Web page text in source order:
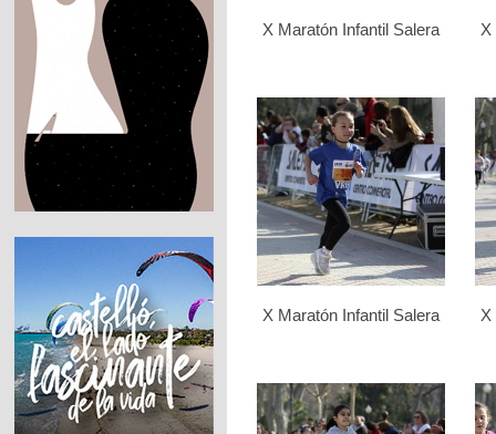
X Maratón Infantil Salera X
X Maratón Infantil Salera X